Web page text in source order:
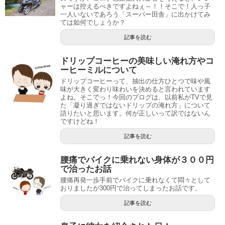
ャーは控えるべきですよねぇ～！！そこで！人っ子
一人いないであろう「スーパー田舎」に出かけてみ
ては如何でしょうか？
記事を読む
ドリップコーヒーの美味しい淹れ方やコ
ーヒーミルについて
ドリップコーヒーって、抽出の仕方ひとつで味や風
味が大きく変わり味わいを決めると言われています
よね。そこでっ！今回のブログは、以前私がTVで見
た「凝り過ぎではないドリップの淹れ方」について
語りたいと思います。何が正しいって訳ではないん
ですけどね！
記事を読む
腰痛でバイクに乗れない身体が３００円
で治ったお話
腰痛再発一歩手前でバイクに乗れなくて悶々として
おりましたが300円で治ってしまったお話です。
記事を読む